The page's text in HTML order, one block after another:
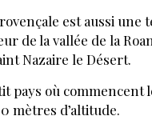
est aussi une
de la vallée de la
Nazaire le Désert.
pays où commencent
mètres d’altitude.